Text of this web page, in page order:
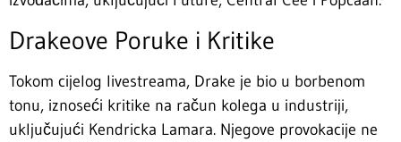
Drakeove Poruke i Kritike
Tokom cijelog livestreama, Drake je bio u borbenom
tonu, iznoseći kritike na račun kolega u industriji,
uključujući Kendricka Lamara. Njegove provokacije ne